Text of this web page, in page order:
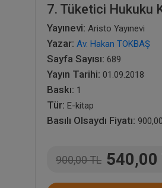
7. Tüketici Hukuku
Yayınevi: Aristo Yayınevi
Yazar: Av. Hakan TOKBAŞ
Sayfa Sayısı: 689
Yayın Tarihi: 01.09.2018
Baskı: 1
Tür: E-kitap
Basılı Olsaydı Fiyatı: 900,00
900,00 TL 540,00